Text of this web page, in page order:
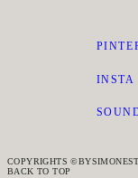
INSTA
COPYRIGHTS
BACK TO TOP